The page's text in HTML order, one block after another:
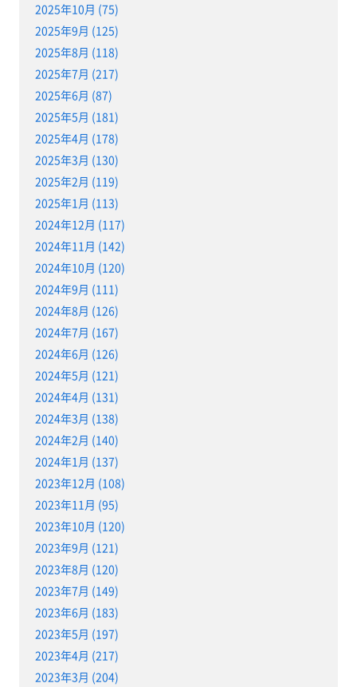
2025年10月 (75)
2025年9月 (125)
2025年8月 (118)
2025年7月 (217)
2025年6月 (87)
2025年5月 (181)
2025年4月 (178)
2025年3月 (130)
2025年2月 (119)
2025年1月 (113)
2024年12月 (117)
2024年11月 (142)
2024年10月 (120)
2024年9月 (111)
2024年8月 (126)
2024年7月 (167)
2024年6月 (126)
2024年5月 (121)
2024年4月 (131)
2024年3月 (138)
2024年2月 (140)
2024年1月 (137)
2023年12月 (108)
2023年11月 (95)
2023年10月 (120)
2023年9月 (121)
2023年8月 (120)
2023年7月 (149)
2023年6月 (183)
2023年5月 (197)
2023年4月 (217)
2023年3月 (204)